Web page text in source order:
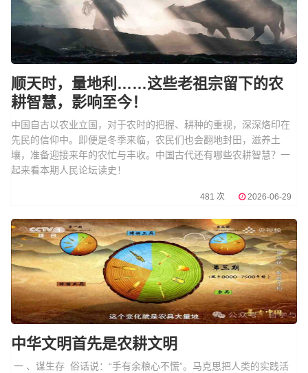
顺天时，量地利……这些老祖宗留下的农
耕智慧，影响至今！
中国自古以农业立国，对于农时的把握、耕种的重视，深深烙印在
先民的信仰中。即便是冬季来临，农民们也会翻地封田，滋养土
壤，准备迎接来年的农忙与丰收。中国古代还有哪些农耕智慧？一
起来看本期人民论坛读史！
481 次 2026-06-29
中华文明首先是农耕文明
一 、谋生存 俗话说：“手有余粮心不慌”。马克思把人类的实践活